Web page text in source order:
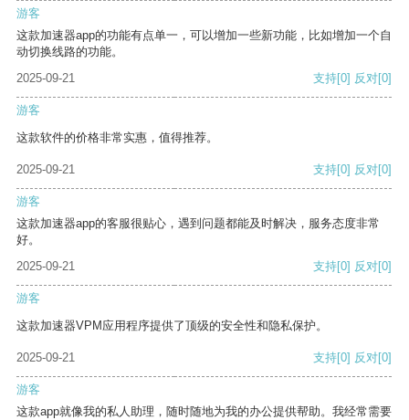
游客
这款加速器app的功能有点单一，可以增加一些新功能，比如增加一个自
动切换线路的功能。
2025-09-21
支持[0] 反对[0]
游客
这款软件的价格非常实惠，值得推荐。
2025-09-21 支持[0] 反对[0]
游客
这款加速器app的客服很贴心，遇到问题都能及时解决，服务态度非常
好。
2025-09-21
支持[0] 反对[0]
游客
这款加速器VPM应用程序提供了顶级的安全性和隐私保护。
2025-09-21 支持[0] 反对[0]
游客
这款app就像我的私人助理，随时随地为我的办公提供帮助。我经常需要